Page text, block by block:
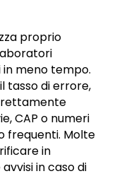
proprio
in meno tempo.
tasso di errore,
CAP o numeri
frequenti. Molte
in
in caso di